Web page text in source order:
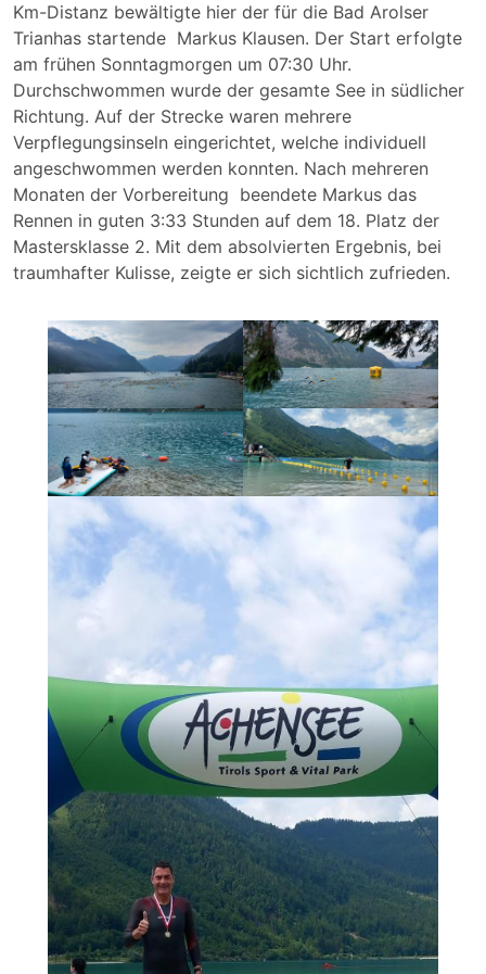
Km-Distanz bewältigte hier der für die Bad Arolser
Trianhas startende Markus Klausen. Der Start erfolgte
am frühen Sonntagmorgen um 07:30 Uhr.
Durchschwommen wurde der gesamte See in südlicher
Richtung. Auf der Strecke waren mehrere
Verpflegungsinseln eingerichtet, welche individuell
angeschwommen werden konnten. Nach mehreren
Monaten der Vorbereitung beendete Markus das
Rennen in guten 3:33 Stunden auf dem 18. Platz der
Mastersklasse 2. Mit dem absolvierten Ergebnis, bei
traumhafter Kulisse, zeigte er sich sichtlich zufrieden.